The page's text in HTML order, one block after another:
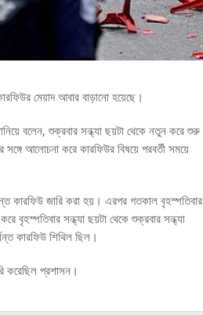
মেয়াদ আবার বাড়ানো হয়েছে।
বলেন, শুক্রবার সন্ধ্যা ছয়টা থেকে নতুন করে শুরু
আলোচনা করে কারফিউর বিষয়ে পরবর্তী সময়ে
কারফিউ জারি করা হয়। এরপর গতকাল বৃহস্পতিবার
বৃহস্পতিবার সন্ধ্যা ছয়টা থেকে শুক্রবার সন্ধ্যা
কারফিউ শিথিল ছিল।
করেছিল প্রশাসন।